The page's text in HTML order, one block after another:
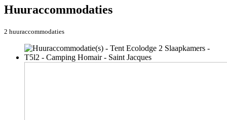
Huuraccommodaties
2 huuraccommodaties